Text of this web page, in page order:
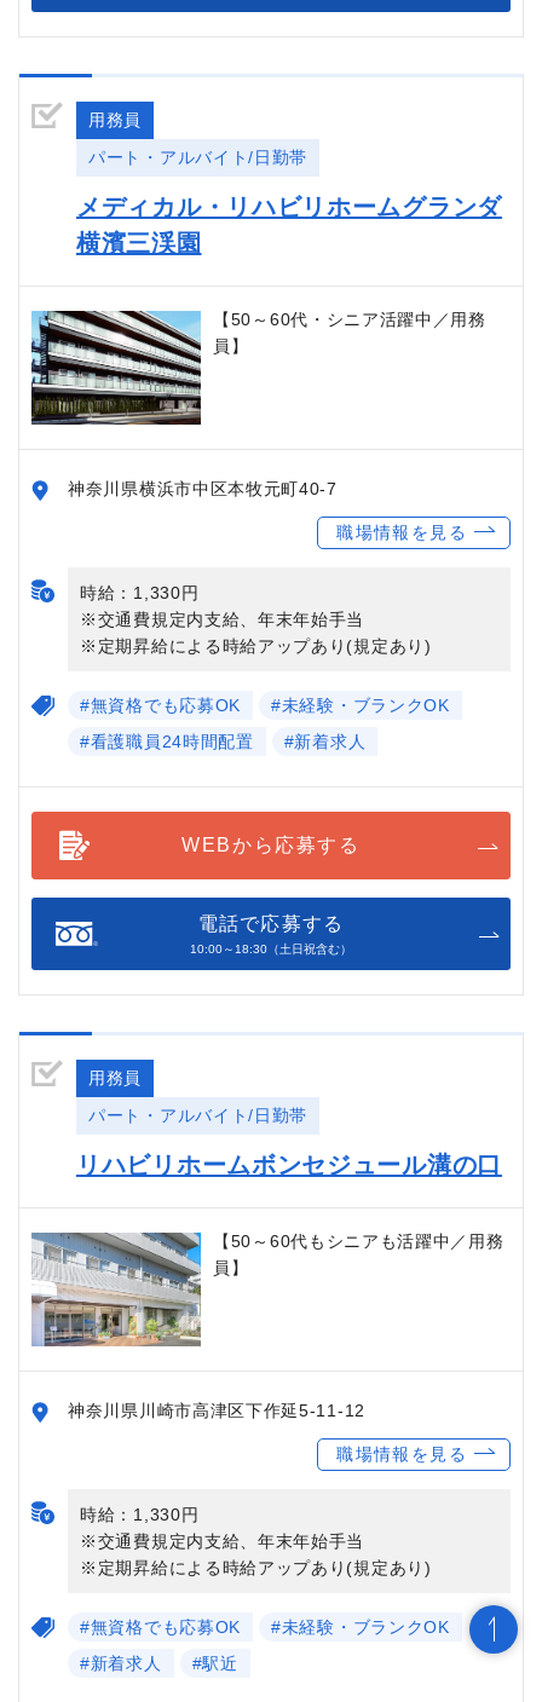
用務員
パート・アルバイト/日勤帯
メディカル・リハビリホームグランダ
横濱三渓園
【50～60代・シニア活躍中／用務
員】
神奈川県横浜市中区本牧元町40-7
職場情報を見る
時給：1,330円
※交通費規定内支給、年末年始手当
※定期昇給による時給アップあり(規定あり)
#無資格でも応募OK
#未経験・ブランクOK
#看護職員24時間配置
#新着求人
WEBから応募する
電話で応募する
10:00～18:30（土日祝含む）
用務員
パート・アルバイト/日勤帯
リハビリホームボンセジュール溝の口
【50～60代もシニアも活躍中／用務
員】
神奈川県川崎市高津区下作延5-11-12
職場情報を見る
時給：1,330円
※交通費規定内支給、年末年始手当
※定期昇給による時給アップあり(規定あり)
#無資格でも応募OK
#未経験・ブランクOK
#新着求人
#駅近